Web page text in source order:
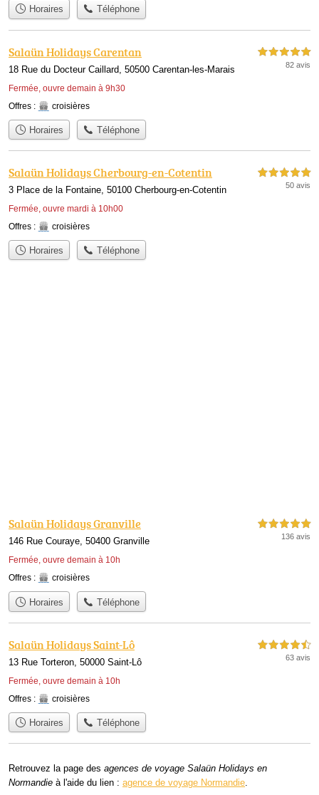
Horaires Téléphone
Salaün Holidays Carentan
18 Rue du Docteur Caillard, 50500 Carentan-les-Marais
Fermée, ouvre demain à 9h30
5,0 étoiles sur 5
82 avis
Offres : croisières
Horaires Téléphone
Salaün Holidays Cherbourg-en-Cotentin
3 Place de la Fontaine, 50100 Cherbourg-en-Cotentin
Fermée, ouvre mardi à 10h00
5,0 étoiles sur 5
50 avis
Offres : croisières
Horaires Téléphone
Salaün Holidays Granville
146 Rue Couraye, 50400 Granville
Fermée, ouvre demain à 10h
5,0 étoiles sur 5
136 avis
Offres : croisières
Horaires Téléphone
Salaün Holidays Saint-Lô
13 Rue Torteron, 50000 Saint-Lô
Fermée, ouvre demain à 10h
4,5 étoiles sur 5
63 avis
Offres : croisières
Horaires Téléphone
Retrouvez la page des agences de voyage Salaün Holidays en
Normandie à l'aide du lien : agence de voyage Normandie.